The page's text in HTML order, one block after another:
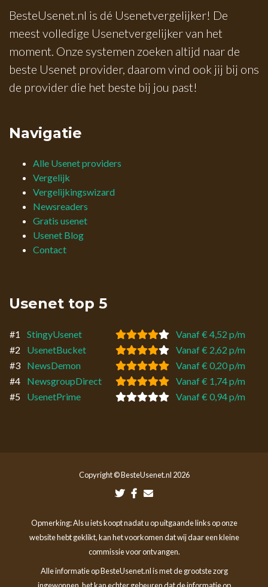
BesteUsenet.nl is dé Usenetvergelijker! De
meest volledige Usenetvergelijker van het
moment. Onze systemen zoeken altijd naar de
beste Usenet provider, daarom vind ook jij bij ons
de provider die het beste bij jou past!
Navigatie
Alle Usenet providers
Vergelijk
Vergelijkingswizard
Newsreaders
Gratis usenet
Usenet Blog
Contact
Usenet top 5
#1 StingyUsenet
Vanaf € 4,52 p/m
#2
UsenetBucket
Vanaf € 2,62 p/m
#3
NewsDemon
Vanaf € 0,20 p/m
#4
NewsgroupDirect
Vanaf € 1,74 p/m
#5
UsenetPrime Vanaf € 0,94 p/m
Copyright © BesteUsenet.nl 2026
Opmerking: Als u iets koopt nadat u op uitgaande links op onze
website hebt geklikt, kan het voorkomen dat wij daar een kleine
commissie voor ontvangen.
Alle informatie op BesteUsenet.nl is met de grootste zorg
ingewonnen, het kan echter gebeuren dat de informatie op